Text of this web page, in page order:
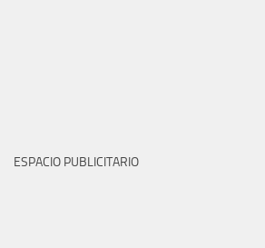
ESPACIO PUBLICITARIO